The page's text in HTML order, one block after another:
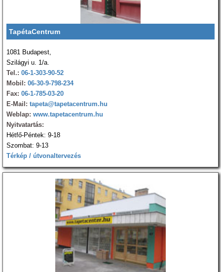
TapétaCentrum
1081 Budapest,
Szilágyi u. 1/a.
Tel.: 06-1-303-90-52
Mobil: 06-30-9-798-234
Fax: 06-1-785-03-20
E-Mail: tapeta@tapetacentrum.hu
Weblap: www.tapetacentrum.hu
Nyitvatartás:
Hétfő-Péntek: 9-18
Szombat: 9-13
Térkép / útvonaltervezés